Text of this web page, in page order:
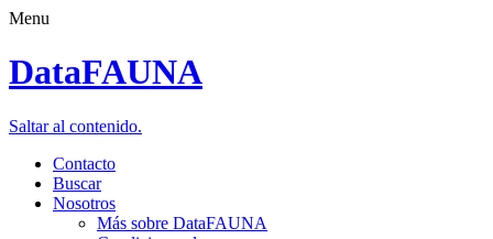
Menu
DataFAUNA
Saltar al contenido.
Contacto
Buscar
Nosotros
Más sobre DataFAUNA